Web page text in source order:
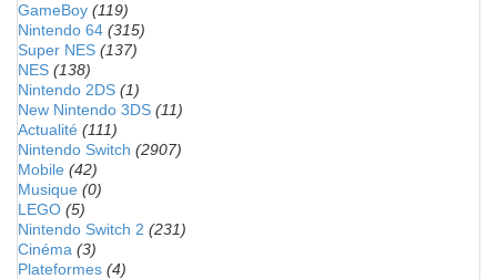
GameBoy (119)
Nintendo 64 (315)
Super NES (137)
NES (138)
Nintendo 2DS (1)
New Nintendo 3DS (11)
Actualité (111)
Nintendo Switch (2907)
Mobile (42)
Musique (0)
LEGO (5)
Nintendo Switch 2 (231)
Cinéma (3)
Plateformes (4)